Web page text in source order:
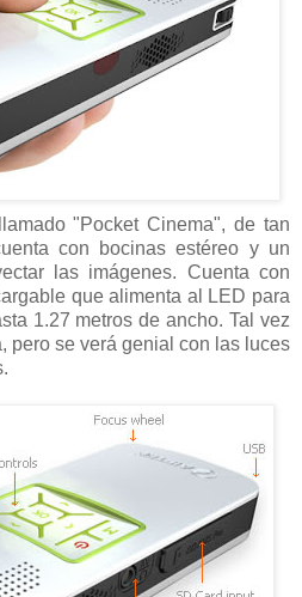
"Pocket Cinema", de tan
con bocinas estéreo y un
las imágenes. Cuenta con
que alimenta al LED para
1.27 metros de ancho. Tal vez
pero se verá genial con las luces